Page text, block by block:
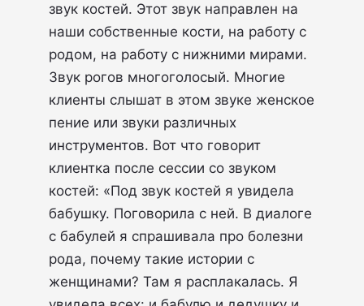
звук костей. Этот звук направлен на
наши собственные кости, на работу с
родом, на работу с нижними мирами.
Звук рогов многоголосый. Многие
клиенты слышат в этом звуке женское
пение или звуки различных
инструментов. Вот что говорит
клиентка после сессии со звуком
костей: «Под звук костей я увидела
бабушку. Поговорила с ней. В диалоге
с бабулей я спрашивала про болезни
рода, почему такие истории с
женщинами? Там я расплакалась. Я